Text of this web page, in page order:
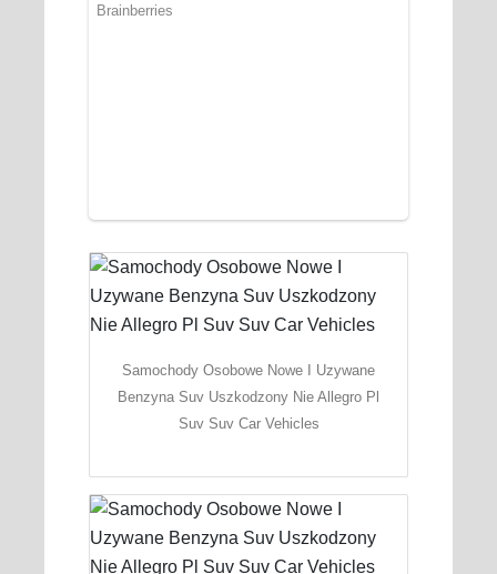
Samochody Osobowe Nowe I Uzywane
Benzyna Suv Uszkodzony Nie Allegro Pl
Suv Suv Car Vehicles